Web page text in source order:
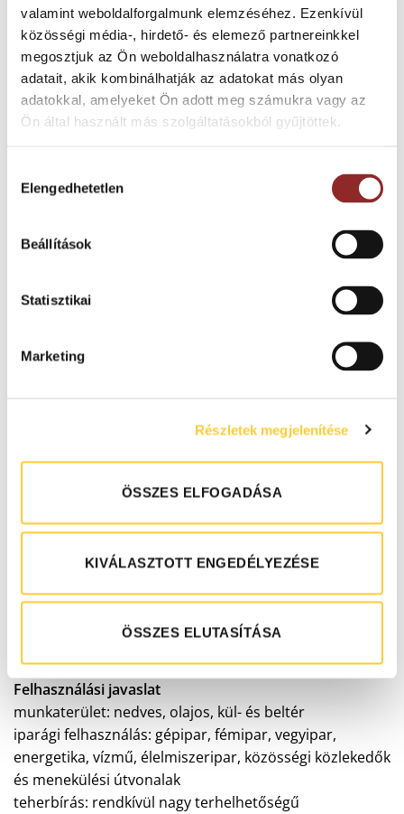
valamint weboldalforgalmunk elemzéséhez. Ezenkívül
közösségi média-, hirdető- és elemező partnereinkkel
megosztjuk az Ön weboldalhasználatra vonatkozó
adatait, akik kombinálhatják az adatokat más olyan
adatokkal, amelyeket Ön adott meg számukra vagy az
Ön által használt más szolgáltatásokból gyűjtöttek.
kiválasztása
Elengedhetetlen
Beállítások
Statisztikai
Marketing
Részletek megjelenítése
ÖSSZES ELFOGADÁSA
KIVÁLASZTOTT ENGEDÉLYEZÉSE
ÖSSZES ELUTASÍTÁSA
Kategóriák: GRP-GRIT LEMEZEK ÉS RÁCSOK, CSÚSZÁSMENTESÍTÉS
Címkék:csúszásmentesítés,GRP-GRIT csúszásmentes megoldás
GRIT törhetetlen megoldás
lépcsők és a lépcsőélek burkolására
Szakítószilárdság:123MPa
Hajlítószilárdság: 193MPa
Szakító modulusa legalább 7.1GPa így akár hétszer
erősebb, mint az azonos súlyú lágyacél
Vastagság: 4 mm (durva szemcseméret)
(vízszintes / függőleges)
Felhasználási javaslat
munkaterület: nedves, olajos, kül- és beltér
iparági felhasználás: gépipar, fémipar, vegyipar,
energetika, vízmű, élelmiszeripar, közösségi közlekedők
és menekülési útvonalak
teherbírás: rendkívül nagy terhelhetőségű